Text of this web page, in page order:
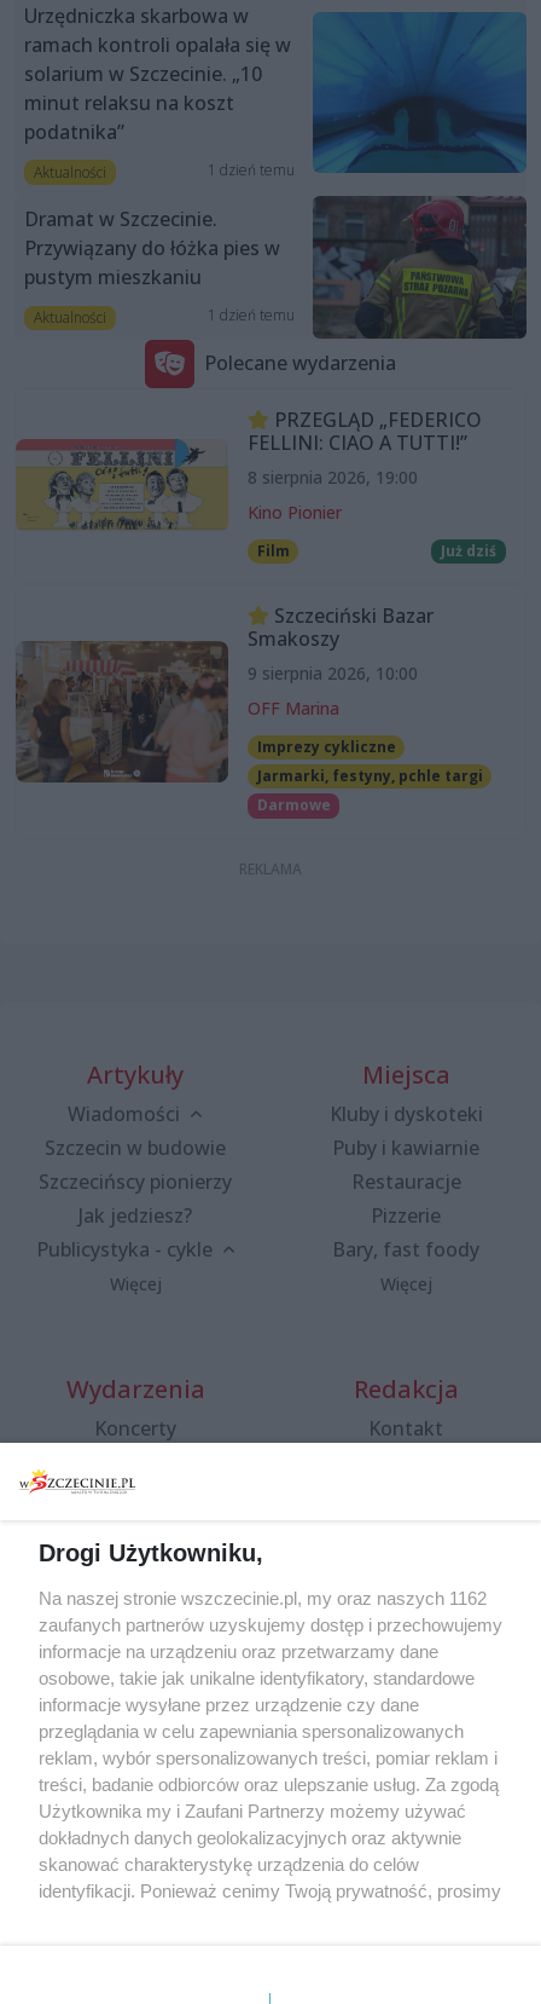
Urzędniczka skarbowa w
ramach kontroli opalała się w
solarium w Szczecinie. „10
minut relaksu na koszt
podatnika”
Aktualności 1 dzień temu
Dramat w Szczecinie.
Przywiązany do łóżka pies w
pustym mieszkaniu
Aktualności 1 dzień temu
Polecane wydarzenia
PRZEGLĄD „FEDERICO
FELLINI: CIAO A TUTTI!”
8 sierpnia 2026, 19:00
Kino Pionier
Film Już dziś
Szczeciński Bazar
Smakoszy
9 sierpnia 2026, 10:00
OFF Marina
Imprezy cykliczne
Jarmarki, festyny, pchle targi
Darmowe
Artykuły
Wiadomości
Szczecin w budowie
Szczecińscy pionierzy
Jak jedziesz?
Publicystyka - cykle
Więcej
Miejsca
Kluby i dyskoteki
Puby i kawiarnie
Restauracje
Pizzerie
Bary, fast foody
Więcej
Wydarzenia
Koncerty
Spacery i oprowadzania
targi
Wernisaże
Więcej
Redakcja
Kontakt
Specjalny koncert z okazji
20. urodzin portalu
wSzczecinie.pl
Regulamin konkursów
śniadaniówka "Hej
Szczecin! Jest piątek!"
Partnerzy
Praca Szczecin
Drogi Użytkowniku,
Na naszej stronie wszczecinie.pl, my oraz naszych 1162
zaufanych partnerów uzyskujemy dostęp i przechowujemy
informacje na urządzeniu oraz przetwarzamy dane
osobowe, takie jak unikalne identyfikatory, standardowe
informacje wysyłane przez urządzenie czy dane
przeglądania w celu zapewniania spersonalizowanych
reklam, wybór spersonalizowanych treści, pomiar reklam i
treści, badanie odbiorców oraz ulepszanie usług. Za zgodą
Użytkownika my i Zaufani Partnerzy możemy używać
dokładnych danych geolokalizacyjnych oraz aktywnie
skanować charakterystykę urządzenia do celów
identyfikacji. Ponieważ cenimy Twoją prywatność, prosimy
prywatności znajdujący się w lewym dolnym rogu strony